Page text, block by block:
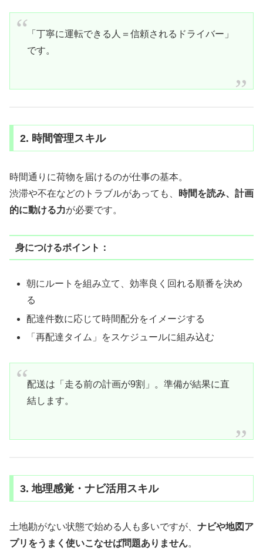
「丁寧に運転できる人＝信頼されるドライバー」
です。
2. 時間管理スキル
時間通りに荷物を届けるのが仕事の基本。
渋滞や不在などのトラブルがあっても、
時間を読み、計画
的に動ける力が必要です。
身につけるポイント：
朝にルートを組み立て、効率良く回れる順番を決め
る
配達件数に応じて時間配分をイメージする
「再配達タイム」をスケジュールに組み込む
配送は「走る前の計画が9割」。準備が結果に直
結します。
3. 地理感覚・ナビ活用スキル
土地勘がない状態で始める人も多いですが、 ナビや地図ア
プリをうまく使いこなせば問題ありません。